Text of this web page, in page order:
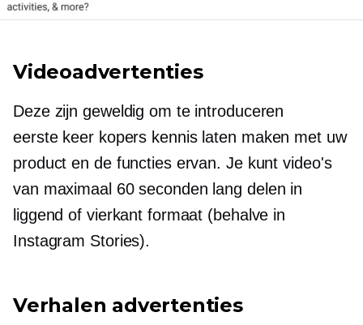
Videoadvertenties
Deze zijn geweldig om te introduceren
eerste keerkopers kennis laten maken met uw
product en de functies ervan. Je kunt video's
van maximaal 60 seconden lang delen in
liggend of vierkant formaat (behalve in
Instagram Stories).
Verhalen advertenties